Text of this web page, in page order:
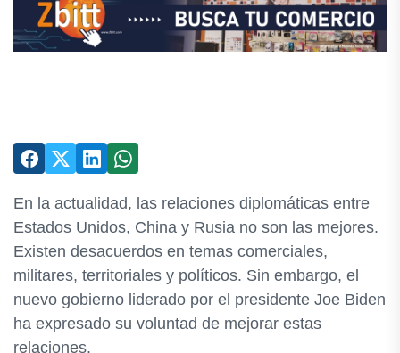
En la actualidad, las relaciones diplomáticas entre
Estados Unidos, China y Rusia no son las mejores.
Existen desacuerdos en temas comerciales,
militares, territoriales y políticos. Sin embargo, el
nuevo gobierno liderado por el presidente Joe Biden
ha expresado su voluntad de mejorar estas
relaciones.